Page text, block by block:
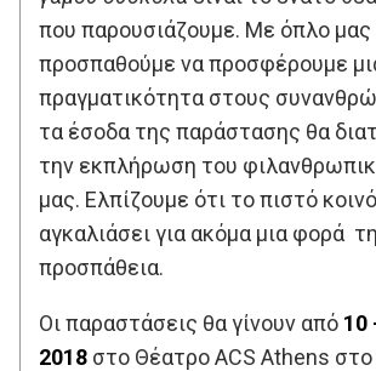
που παρουσιάζουμε. Με όπλο μας
προσπαθούμε να προσφέρουμε
πραγματικότητα στους
τα έσοδα της παράστασης θα
την εκπλήρωση του
μας. Ελπίζουμε ότι το πιστό
αγκαλιάσει για ακόμα μια φορά
προσπάθεια.
Οι παραστάσεις θα γίνουν από 10
2018 στο Θέατρο ACS Athens στο